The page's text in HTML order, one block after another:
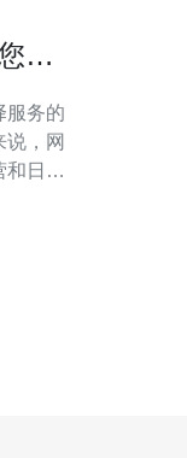
的
服务的
，网
和日常
性能